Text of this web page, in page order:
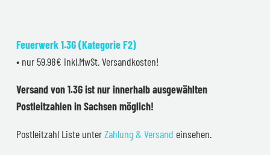
Feuerwerk 1.3G (Kategorie F2)
• nur 59,98€ inkl.MwSt. Versandkosten!
Versand von 1.3G ist nur innerhalb ausgewählten
Postleitzahlen in Sachsen möglich!
Postleitzahl Liste unterZahlung & Versand einsehen.